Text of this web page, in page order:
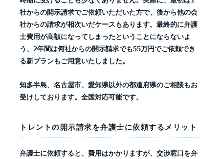
社からの開示請求でご依頼いただいた方で、後から他の会
社からの請求が相次いだケースもあります。最終的に弁護
士費用が高額になってしまったということにならないよ
う、2年間は何社からの開示請求でも55万円でご依頼でき
る新プランもご用意いたしました。
知多半島、名古屋市、愛知県以外の都道府県のご相談もお
受けしております。全国対応可能です。
トレントの開示請求を弁護士に依頼するメリット
弁護士に依頼すると、費用はかかりますが、交渉窓口を弁